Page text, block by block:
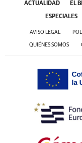
ACTUALIDAD EL
ESPECIALES
AVISO LEGAL
QUIÉNES SOMOS